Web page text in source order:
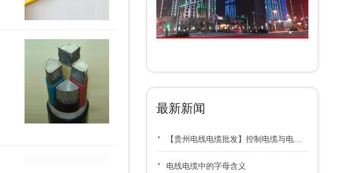
最新新闻
· 【贵州电线电缆批发】控制电缆与电力电缆区别及冬季存储要点
· 电线电缆中的字母含义